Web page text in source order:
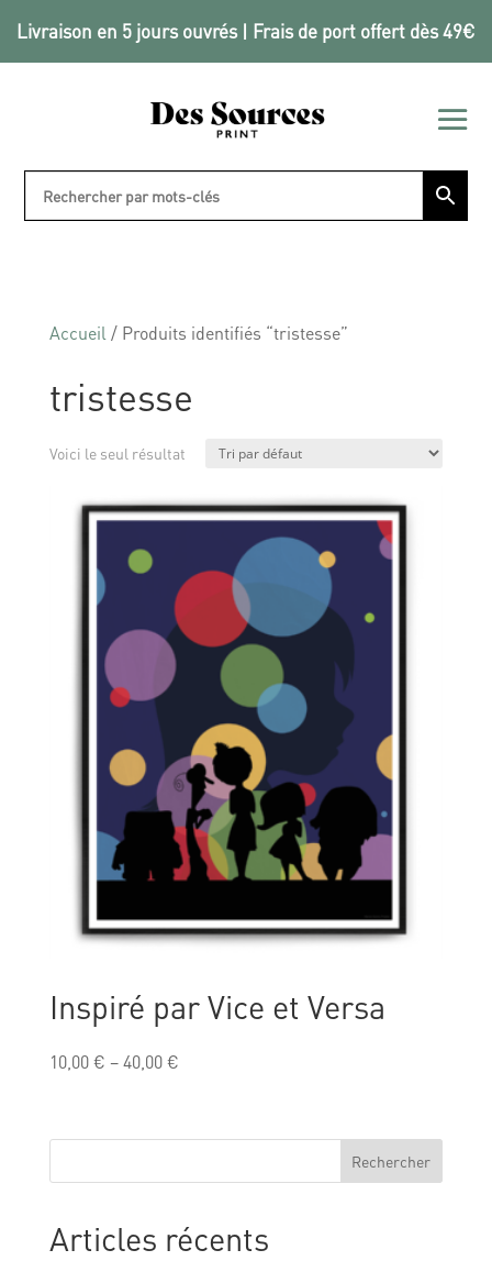
Livraison en 5 jours ouvrés | Frais de port offert dès 49€
Accueil / Produits identifiés “tristesse”
tristesse
Voici le seul résultat
Inspiré par Vice et Versa
10,00€ –40,00€
Rechercher
Articles récents